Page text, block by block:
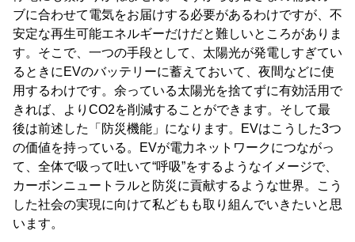
ブに合わせて電気をお届けする必要があるわけですが、不
安定な再生可能エネルギーだけだと難しいところがありま
す。そこで、一つの手段として、太陽光が発電しすぎてい
るときにEVのバッテリーに蓄えておいて、夜間などに使
用するわけです。余っている太陽光を捨てずに有効活用で
きれば、よりCO2を削減することができます。そして最
後は前述した「防災機能」になります。EVはこうした3つ
の価値を持っている。EVが電力ネットワークにつながっ
て、全体で吸って吐いて“呼吸”をするようなイメージで、
カーボンニュートラルと防災に貢献するような世界。こう
した社会の実現に向けて私どもも取り組んでいきたいと思
います。